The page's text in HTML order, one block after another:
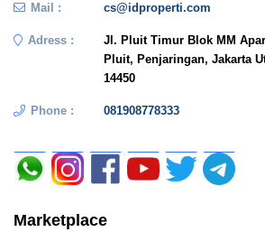
Mail : cs@idproperti.com
Adress :
Jl. Pluit Timur Blok MM
Pluit, Penjaringan, Jakarta
14450
Phone : 081908778333
Marketplace